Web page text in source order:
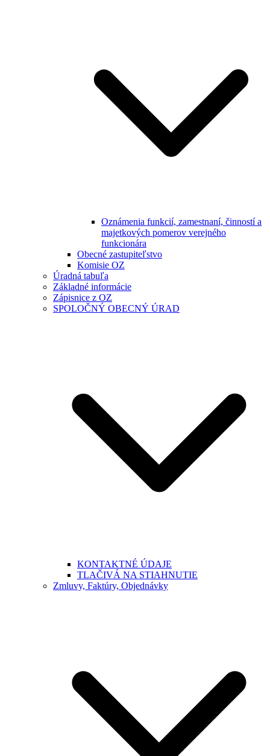
Oznámenia funkcií, zamestnaní, činností a
majetkových pomerov verejného
funkcionára
Obecné zastupiteľstvo
Komisie OZ
Úradná tabuľa
Základné informácie
Zápisnice z OZ
SPOLOČNÝ OBECNÝ ÚRAD
KONTAKTNÉ ÚDAJE
TLAČIVÁ NA STIAHNUTIE
Zmluvy, Faktúry, Objednávky